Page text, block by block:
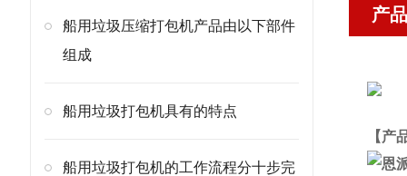
船用垃圾压缩打包机产品由以下部件
组成
船用垃圾打包机具有的特点
船用垃圾打包机的工作流程分十步完
产
【产